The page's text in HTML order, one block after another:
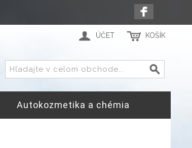
ÚČET KOŠÍK
Autokozmetika a chémia